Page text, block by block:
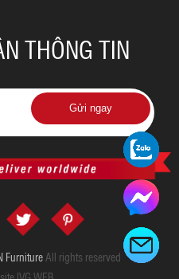
THÔNG TIN
Gửi ngay
FurnitureAll rights reserved